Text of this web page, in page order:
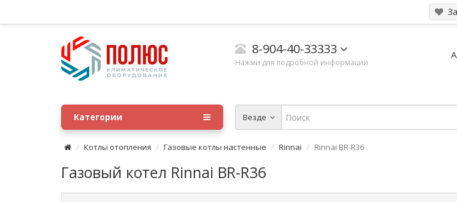
8-904-40-33333
Нажми для подробной информации
Везде
Категории
Котлы отопления Газовые котлы настенные Rinnai Rinnai BR-R36
Газовый котел Rinnai BR-R36